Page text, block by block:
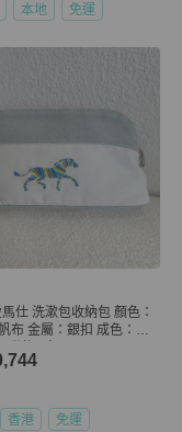
本地 免運
仕 洗漱包收納包 顏色：
香港 免運